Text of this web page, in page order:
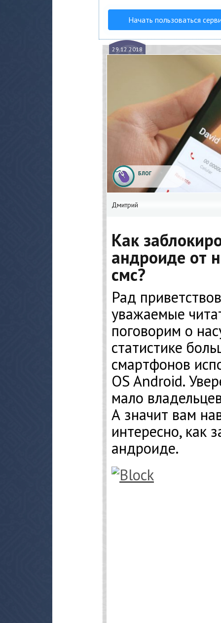
Начать пользоваться
29.12.2018
БЛОГ
Дмитрий
Как
андроиде от
смс?
Рад
уважаемые
поговорим о
статистике
смартфонов
OS Android.
мало
А значит вам
интересно, как
андроиде.